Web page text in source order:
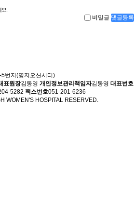
.
비밀글 댓글등록
번지(명지오션시티)
표원장김동영 개인정보관리책임자김동영 대표번호
5282 팩스번호051-201-6236
WOMEN'S HOSPITAL RESERVED.